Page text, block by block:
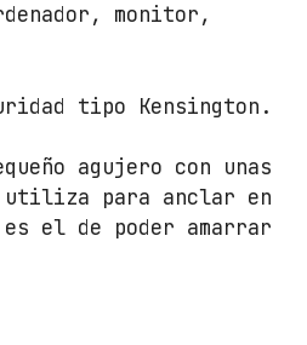
monitor,
tipo Kensington.
agujero con unas
utiliza para anclar en
el de poder amarrar